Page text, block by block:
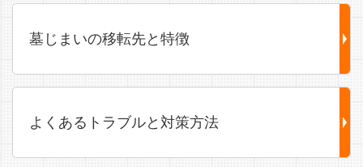
墓じまいの移転先と特徴
よくあるトラブルと対策方法